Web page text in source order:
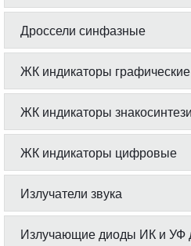
Дроссели синфазные
ЖК индикаторы графические
ЖК индикаторы
ЖК индикаторы цифровые
Излучатели звука
Излучающие диоды ИК и УФ